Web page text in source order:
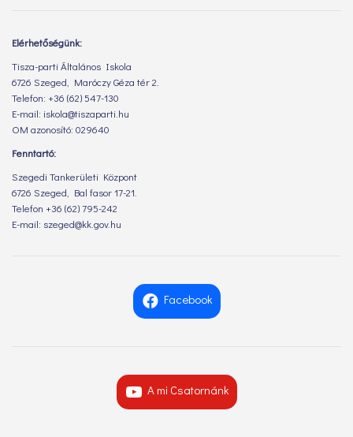
Elérhetőségünk:
Tisza-parti Általános Iskola
6726 Szeged, Maróczy Géza tér 2.
Telefon: +36 (62) 547-130
E-mail: iskola@tiszaparti.hu
OM azonosító: 029640
Fenntartó:
Szegedi Tankerületi Központ
6726 Szeged, Bal fasor 17-21.
Telefon +36 (62) 795-242
E-mail: szeged@kk.gov.hu
Facebook
A mi Csatornánk